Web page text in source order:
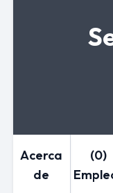
Acerca
de
(0)